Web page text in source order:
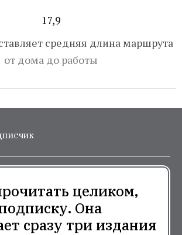
17,9
средняя длина маршрута
от дома до работы
целиком,
Она
сразу три издания